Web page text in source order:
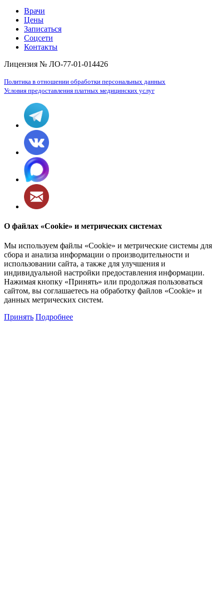
Врачи
Цены
Записаться
Соцсети
Контакты
Лицензия № ЛО-77-01-014426
Политика в отношении обработки персональных данных
Условия предоставления платных медицинских услуг
О файлах «Cookie» и метрических системах
Мы используем файлы «Cookie» и метрические системы для
сбора и анализа информации о производительности и
использовании сайта, а также для улучшения и
индивидуальной настройки предоставления информации.
Нажимая кнопку «Принять» или продолжая пользоваться
сайтом, вы соглашаетесь на обработку файлов «Cookie» и
данных метрических систем.
Принять Подробнее